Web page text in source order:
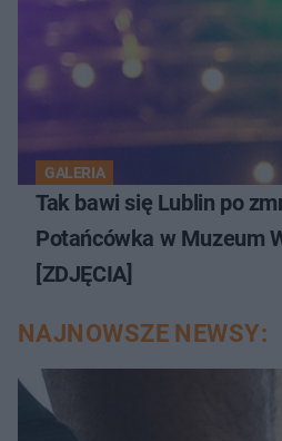
GALERIA
Tak bawi się Lublin po
Potańcówka w Muzeum
[ZDJĘCIA]
NAJNOWSZE NEWSY: